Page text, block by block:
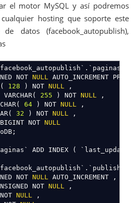
el motor MySQL y así podremos
hosting que soporte este
datos (facebook_autopublish),
`facebook_autopublish` . `paginas`
NOT NULL
AUTO_INCREMENT
( 128 ) NOT NULL
,
( 255 ) NOT NULL
,
( 64 ) NOT NULL
,
( 32 ) NOT NULL
,
NOT NULL
;
ADD INDEX ( `last_update`
`facebook_autopublish` . `publish`
NOT NULL AUTO_INCREMENT
,
NOT NULL
,
NULL
,